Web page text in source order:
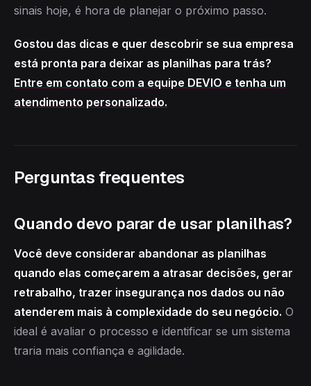
sinais hoje, é hora de planejar o próximo passo.
Gostou das dicas e quer descobrir se sua empresa
está pronta para deixar as planilhas para trás?
Entre em contato com a equipe DEVIO e tenha um
atendimento personalizado.
Perguntas frequentes
Quando devo parar de usar planilhas?
Você deve considerar abandonar as planilhas
quando elas começarem a atrasar decisões, gerar
retrabalho, trazer insegurança nos dados ou não
atenderem mais à complexidade do seu negócio. O
ideal é avaliar o processo e identificar se um sistema
traria mais confiança e agilidade.